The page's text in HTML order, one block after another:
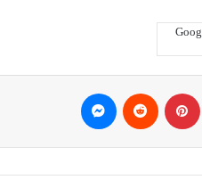
لينكدإن بينتيريست